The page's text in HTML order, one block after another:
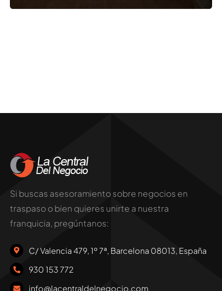
Si buscas asesoramiento sobre negocios en
traspaso o bien quieres unirte a nuestra
franquicia, pregúntanos:
C/ Valencia 479, 1º 7ª, Barcelona 08013, España
930 153 772
info@lacentraldelnegocio.com